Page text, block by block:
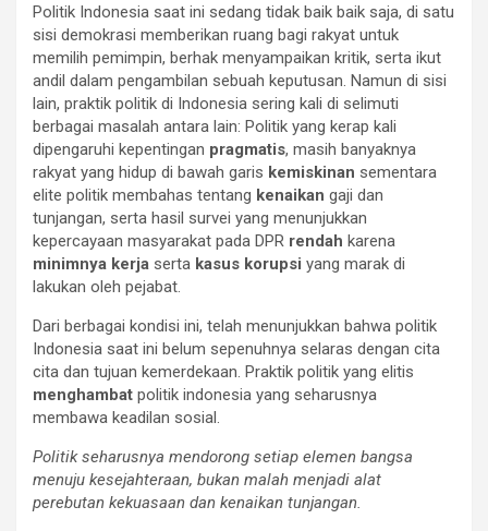
Politik Indonesia saat ini sedang tidak baik baik saja, di satu
sisi demokrasi memberikan ruang bagi rakyat untuk
memilih pemimpin, berhak menyampaikan kritik, serta ikut
andil dalam pengambilan sebuah keputusan. Namun di sisi
lain, praktik politik di Indonesia sering kali di selimuti
berbagai masalah antara lain: Politik yang kerap kali
dipengaruhi kepentingan pragmatis, masih banyaknya
rakyat yang hidup di bawah garis kemiskinan sementara
elite politik membahas tentang kenaikan gaji dan
tunjangan, serta hasil survei yang menunjukkan
kepercayaan masyarakat pada DPR rendah karena
minimnya kerja serta kasus korupsi yang marak di
lakukan oleh pejabat.
Dari berbagai kondisi ini, telah menunjukkan bahwa politik
Indonesia saat ini belum sepenuhnya selaras dengan cita
cita dan tujuan kemerdekaan. Praktik politik yang elitis
menghambat politik indonesia yang seharusnya
membawa keadilan sosial.
Politik seharusnya mendorong setiap elemen bangsa
menuju kesejahteraan, bukan malah menjadi alat
perebutan kekuasaan dan kenaikan tunjangan.